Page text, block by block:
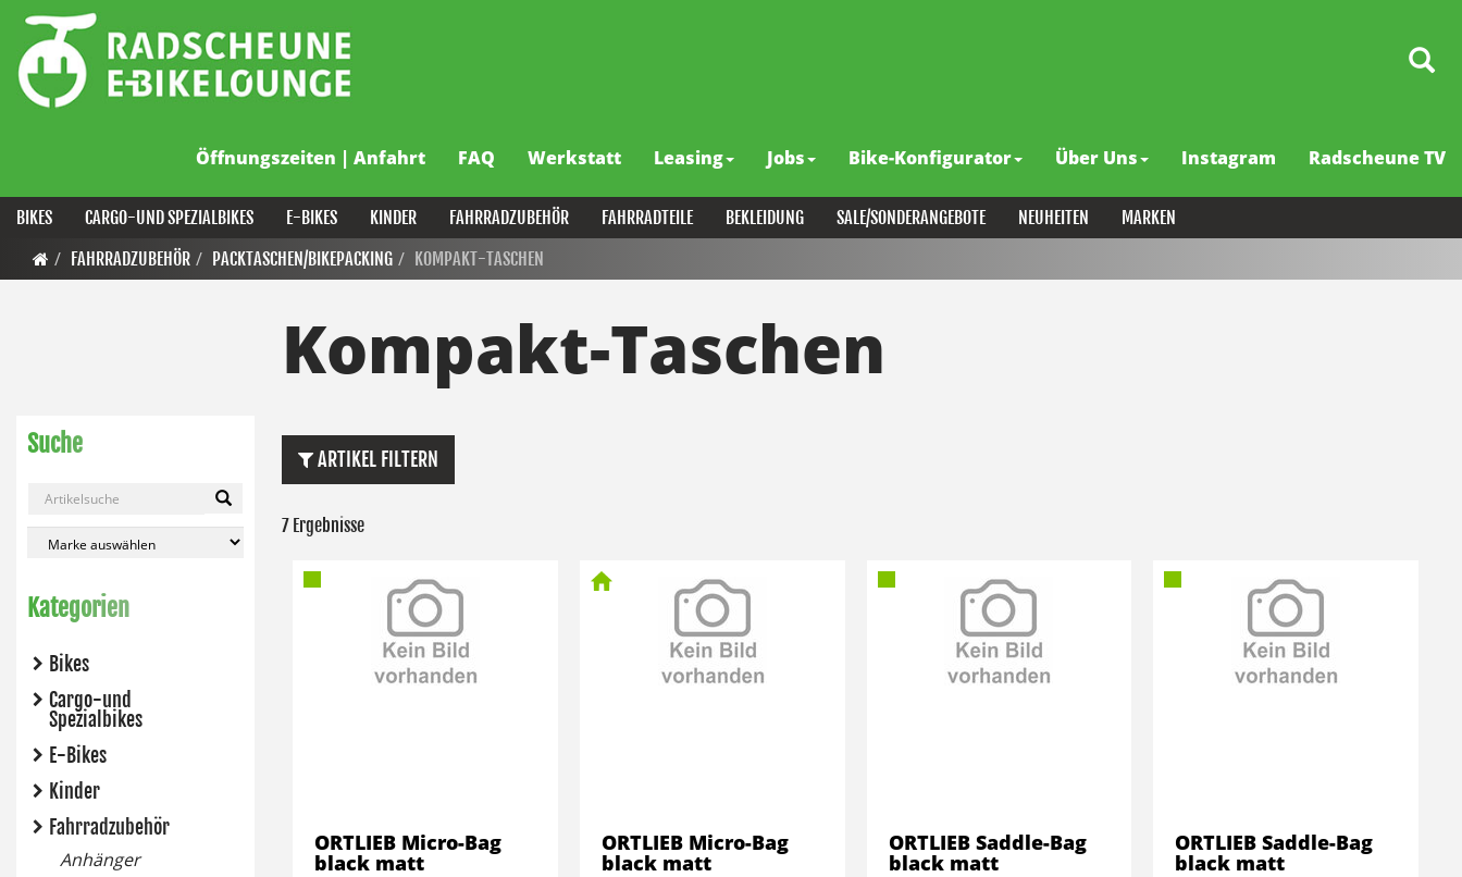
Öffnungszeiten | Anfahrt FAQ Werkstatt Leasing Jobs Bike-Konfigurator Über Uns Instagram Radscheune TV
BIKES CARGO-UND SPEZIALBIKES E-BIKES KINDER FAHRRADZUBEHÖR FAHRRADTEILE BEKLEIDUNG SALE/SONDERANGEBOTE NEUHEITEN
MARKEN
FAHRRADZUBEHÖR
PACKTASCHEN/BIKEPACKING KOMPAKT-TASCHEN
Suche
Kategorien
Bikes
Cargo-und
Spezialbikes
E-Bikes
Kinder
Fahrradzubehör
Anhänger
Kompakt-Taschen
ARTIKEL FILTERN
7 Ergebnisse
ORTLIEB Micro-Bag
black matt
ORTLIEB Micro-Bag
black matt
ORTLIEB Saddle-Bag
black matt
ORTLIEB Saddle-Bag
black matt